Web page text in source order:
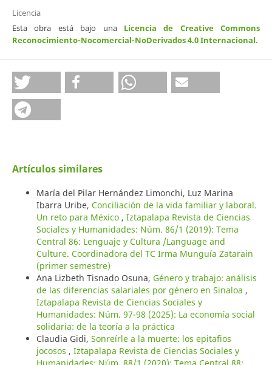
Licencia
Esta obra está bajo una Licencia de Creative Commons
Reconocimiento-Nocomercial-NoDerivados 4.0 Internacional.
Artículos similares
María del Pilar Hernández Limonchi, Luz Marina
Ibarra Uribe, Conciliación de la vida familiar y laboral.
Un reto para México , Iztapalapa Revista de Ciencias
Sociales y Humanidades: Núm. 86/1 (2019): Tema
Central 86: Lenguaje y Cultura /Language and
Culture. Coordinadora del TC Irma Munguía Zatarain
(primer semestre)
Ana Lizbeth Tisnado Osuna, Género y trabajo: análisis
de las diferencias salariales por género en Sinaloa ,
Iztapalapa Revista de Ciencias Sociales y
Humanidades: Núm. 97-98 (2025): La economía social
solidaria: de la teoría a la práctica
Claudia Gidi, Sonreírle a la muerte: los epitafios
jocosos , Iztapalapa Revista de Ciencias Sociales y
Humanidades: Núm. 88/1 (2020): Tema Central 88: